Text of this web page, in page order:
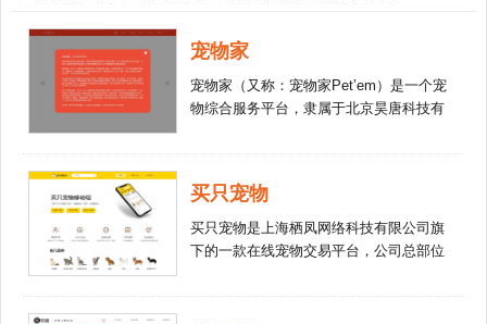
宠物家
宠物家（又称：宠物家Pet’em）是一个宠
物综合服务平台，隶属于北京昊唐科技有
家以数据和技术为驱动，提供统一化宠物
护理服务与商品零售的品牌，打造
出“APP预约下单+门店专业服务+中端培
买只宠物
买只宠物是上海栖凤网络科技有限公司旗
下的一款在线宠物交易平台，公司总部位